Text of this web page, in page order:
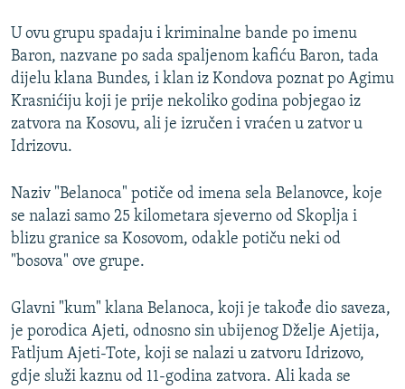
U ovu grupu spadaju i kriminalne bande po imenu
Baron, nazvane po sada spaljenom kafiću Baron, tada
dijelu klana Bundes, i klan iz Kondova poznat po Agimu
Krasnićiju koji je prije nekoliko godina pobjegao iz
zatvora na Kosovu, ali je izručen i vraćen u zatvor u
Idrizovu.
Naziv "Belanoca" potiče od imena sela Belanovce, koje
se nalazi samo 25 kilometara sjeverno od Skoplja i
blizu granice sa Kosovom, odakle potiču neki od
"bosova" ove grupe.
Glavni "kum" klana Belanoca, koji je takođe dio saveza,
je porodica Ajeti, odnosno sin ubijenog Dželje Ajetija,
Fatljum Ajeti-Tote, koji se nalazi u zatvoru Idrizovo,
gdje služi kaznu od 11-godina zatvora. Ali kada se